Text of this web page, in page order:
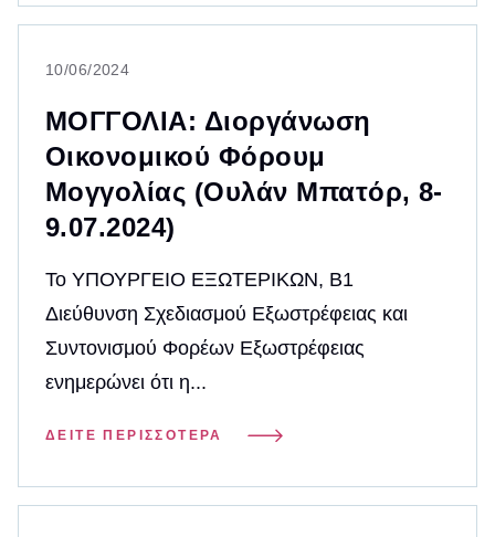
10/06/2024
ΜΟΓΓΟΛΙΑ: Διοργάνωση
Οικονομικού Φόρουμ
Μογγολίας (Ουλάν Μπατόρ, 8-
9.07.2024)
To ΥΠΟΥΡΓΕΙΟ ΕΞΩΤΕΡΙΚΩΝ, Β1
Διεύθυνση Σχεδιασμού Εξωστρέφειας και
Συντονισμού Φορέων Εξωστρέφειας
ενημερώνει ότι η...
ΔΕΊΤΕ ΠΕΡΙΣΣΌΤΕΡΑ